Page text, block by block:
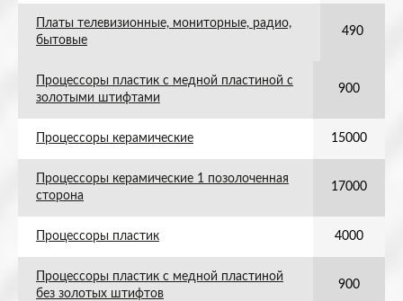
Платы телевизионные, мониторные, радио,
бытовые
490
Процессоры пластик с медной пластиной с
золотыми штифтами
900
Процессоры керамические 15000
Процессоры керамические 1 позолоченная
сторона
17000
Процессоры пластик 4000
Процессоры пластик с медной пластиной
без золотых штифтов
900